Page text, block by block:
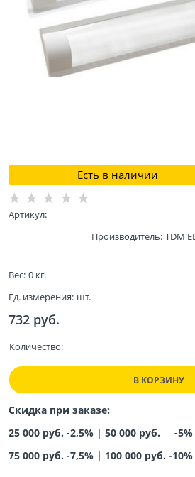
Есть в наличии
Артикул:
Производитель: TDM
Вес: 0 кг.
Ед. измерения: шт.
732 руб.
Количество:
В КОРЗИНУ
Скидка при заказе:
25 000 руб. -2,5% | 50 000 руб. -5%
75 000 руб. -7,5% | 100 000 руб. -10%